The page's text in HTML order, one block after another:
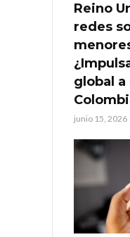
Reino
redes
global
junio 15, 2026